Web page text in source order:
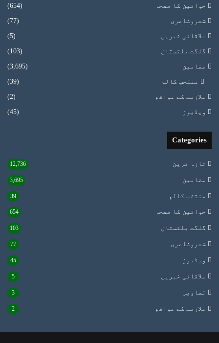
خواتین کا صفحہ (654)
شعروشاعری (77)
علاقائی خبریں (5)
گلگت بلتستان (103)
مضامین (3,695)
منتخب کالم (39)
ملازمت کے مواقع (2)
ویڈیوز (45)
Categories
تازہ ترین 12,736
مضامین 3,695
منتخب کالم 39
خواتین کا صفحہ 654
گلگت بلتستان 103
شعروشاعری 77
ویڈیوز 45
علاقائی خبریں 5
تصاویر 3
ملازمت کے مواقع 2